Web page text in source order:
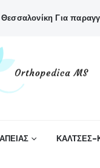
Για
ΚΑΛΤΣΕΣ-